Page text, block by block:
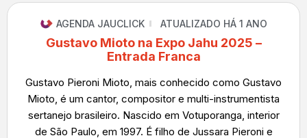
AGENDA JAUCLICK ATUALIZADO HÁ 1 ANO
Gustavo Mioto na Expo Jahu 2025 –
Entrada Franca
Gustavo Pieroni Mioto, mais conhecido como Gustavo
Mioto, é um cantor, compositor e multi-instrumentista
sertanejo brasileiro. Nascido em Votuporanga, interior
de São Paulo, em 1997. É filho de Jussara Pieroni e